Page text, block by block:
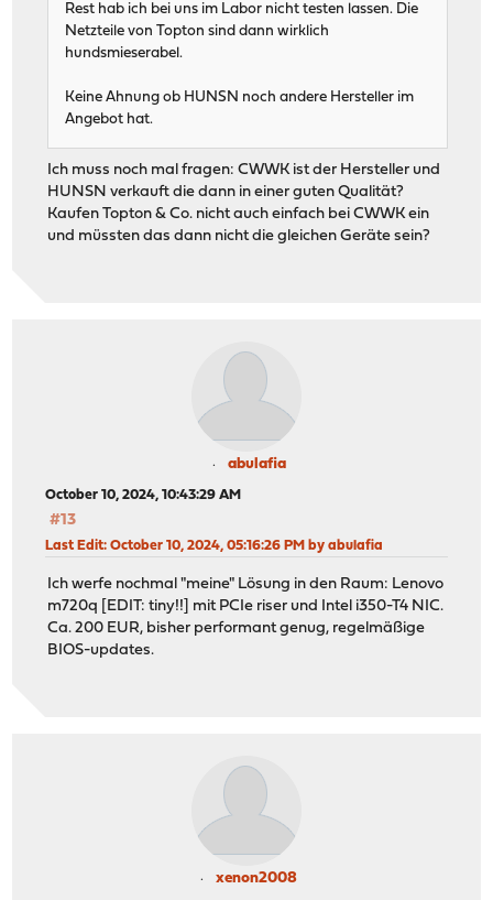
Rest hab ich bei uns im Labor nicht testen lassen. Die
Netzteile von Topton sind dann wirklich
hundsmieserabel.
Keine Ahnung ob HUNSN noch andere Hersteller im
Angebot hat.
Ich muss noch mal fragen: CWWK ist der Hersteller und
HUNSN verkauft die dann in einer guten Qualität?
Kaufen Topton & Co. nicht auch einfach bei CWWK ein
und müssten das dann nicht die gleichen Geräte sein?
abulafia
October 10, 2024, 10:43:29 AM
#13
Last Edit: October 10, 2024, 05:16:26 PM by abulafia
Ich werfe nochmal "meine" Lösung in den Raum: Lenovo
m720q [EDIT: tiny!!] mit PCIe riser und Intel i350-T4 NIC.
Ca. 200 EUR, bisher performant genug, regelmäßige
BIOS-updates.
xenon2008